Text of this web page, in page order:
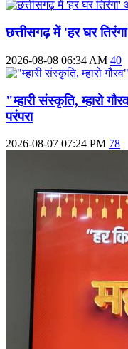
छत्तीसगढ़ में 'हर घर
2026-08-08 06:34 AM 40
"म्हारी संस्कृति, म्हारो
परंपरा
2026-08-07 07:24 PM 78